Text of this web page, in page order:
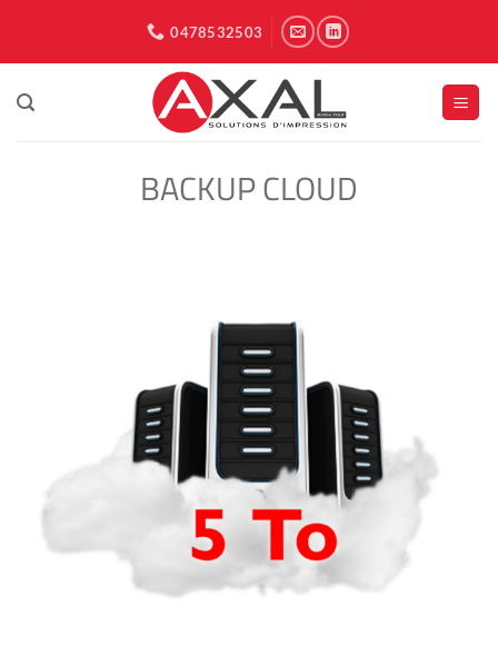
contenu
0478532503
BACKUP CLOUD